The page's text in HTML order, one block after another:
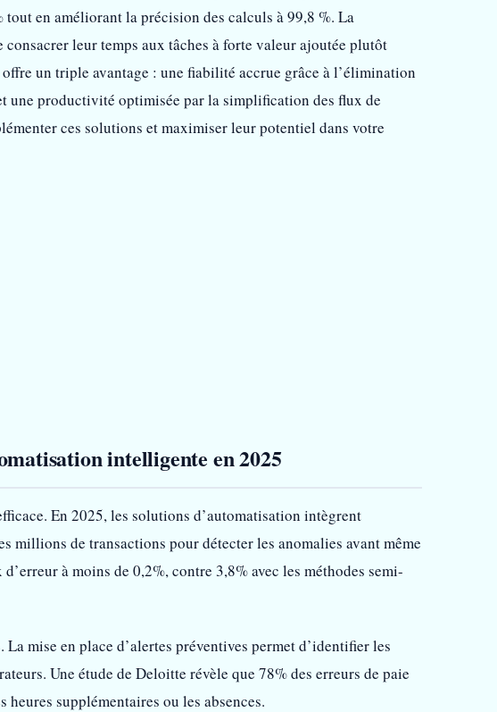
en améliorant la précision des calculs à 99,8 %. La
leur temps aux tâches à forte valeur ajoutée plutôt
un triple avantage : une fiabilité accrue grâce à l’élimination
une productivité optimisée par la simplification des flux de
ces solutions et maximiser leur potentiel dans votre
intelligente en 2025
En 2025, les solutions d’automatisation intègrent
millions de transactions pour détecter les anomalies avant même
à moins de 0,2%, contre 3,8% avec les méthodes semi-
mise en place d’alertes préventives permet d’identifier les
Une étude de Deloitte révèle que 78% des erreurs de paie
supplémentaires ou les absences.